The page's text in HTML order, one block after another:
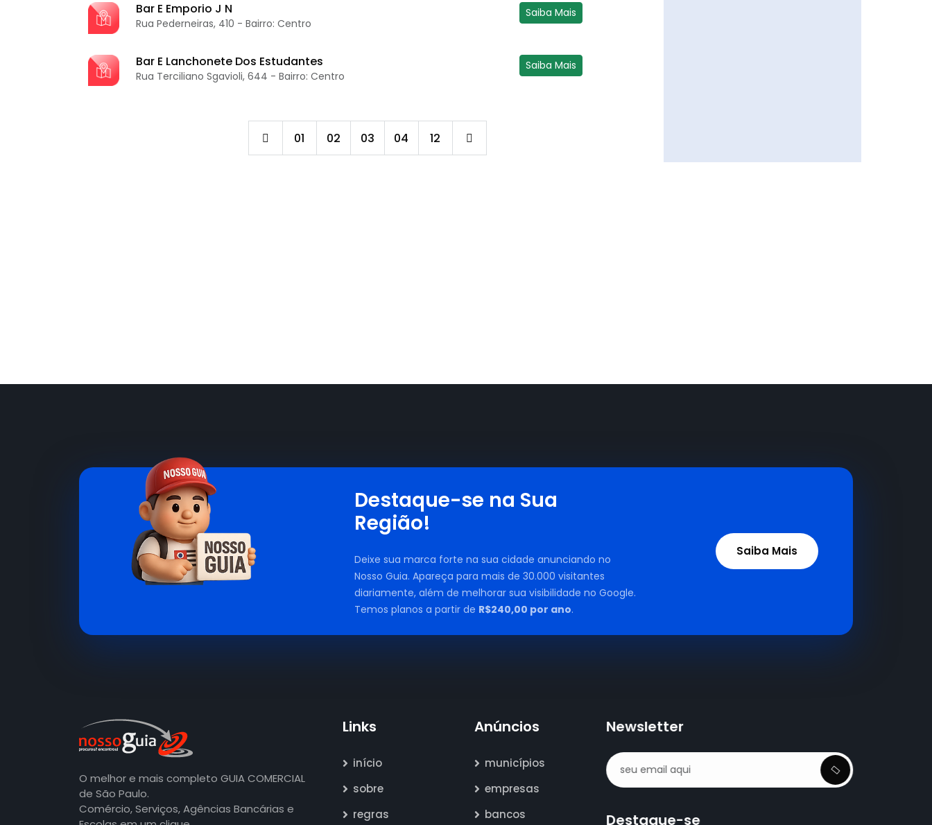
Bar E Emporio J N
Rua Pederneiras, 410 - Bairro: Centro
Saiba Mais
Bar E Lanchonete Dos Estudantes
Rua Terciliano Sgavioli, 644 - Bairro: Centro
Saiba Mais
01 02 03 04 12
Destaque-se na Sua
Região!
Deixe sua marca forte na sua cidade anunciando no
Nosso Guia. Apareça para mais de 30.000 visitantes
diariamente, além de melhorar sua visibilidade no Google.
Temos planos a partir de R$240,00 por ano.
Saiba Mais
O melhor e mais completo GUIA COMERCIAL
de São Paulo.
Comércio, Serviços, Agências Bancárias e
Links
início
sobre
regras
Anúncios
municípios
empresas
bancos
Newsletter
Destaque-se